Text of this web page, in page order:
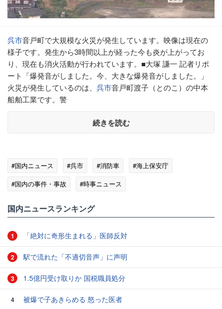
呉市音戸町で大規模な火災が発生しています。映像は現在の
様子です。発生から3時間以上が経った今も炎が上がってお
り、現在も消火活動が行われています。■大塚 謙一 記者リポ
ート「爆発音がしました。今、大きな爆発音がしました。」
火災が発生しているのは、 呉市音戸町渡子（とのこ）の中本
船舶工業です。警
続きを読む
#国内ニュース #呉市 #消防車
#海上保安庁
#国内の事件・事故
#時事ニュース
国内ニュースランキング
1 「絶対に奇形生まれる」医師反対
2 駅で流れた「不適切音声」に声明
3 1.5億円受け取りか 国税職員処分
4 被爆で子あきらめる 怒った医者